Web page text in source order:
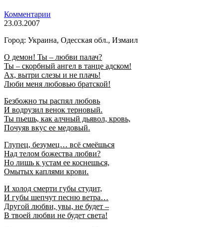
Комментарии
23.03.2007
Город: Украина, Одесская обл., Измаил
О демон! Ты – любви палач?
Ты – скорбный ангел в танце адском!
Ах, вытри слезы и не плачь!
Люби меня любовью братской!
Безбожно ты распял любовь
И водрузил венок терновый.
Ты пьешь, как алчный дьявол, кровь,
Почуяв вкус ее медовый.
Глупец, безумец… всё смеёшься
Над телом божества любви?
Но лишь к устам ее коснешься,
Омытых каплями крови.
И холод смерти губы студит,
И губы шепчут песню ветра…
Другой любви, увы, не будет –
В твоей любви не будет света!